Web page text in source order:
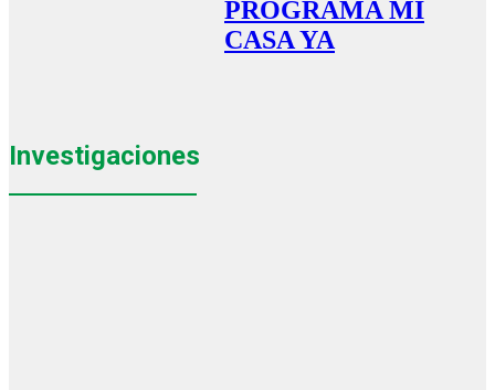
Investigaciones
PROGRAMA MI
CASA YA